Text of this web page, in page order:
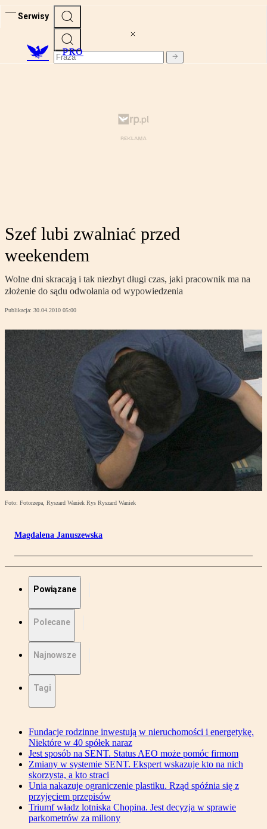
Serwisy
PRO
Szef lubi zwalniać przed
weekendem
Wolne dni skracają i tak niezbyt długi czas, jaki pracownik ma na
złożenie do sądu odwołania od wypowiedzenia
Publikacja: 30.04.2010 05:00
Foto: Fotorzepa, Ryszard Waniek Rys Ryszard Waniek
Magdalena Januszewska
Powiązane
Polecane
Najnowsze
Tagi
Fundacje rodzinne inwestują w nieruchomości i energetykę.
Niektóre w 40 spółek naraz
Jest sposób na SENT. Status AEO może pomóc firmom
Zmiany w systemie SENT. Ekspert wskazuje kto na nich
skorzysta, a kto straci
Unia nakazuje ograniczenie plastiku. Rząd spóźnia się z
przyjęciem przepisów
Triumf władz lotniska Chopina. Jest decyzja w sprawie
parkometrów za miliony